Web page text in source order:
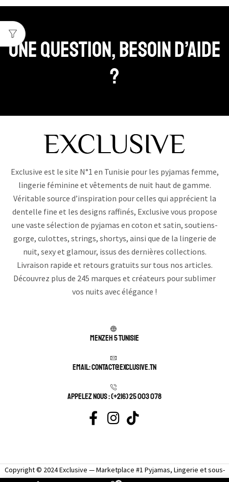
Une question, Besoin d’aide
?
Exclusive est le site N°1 en Tunisie pour les pyjamas femme,
lingerie féminine et vêtements de nuit haut de gamme.
Véritable source d’inspiration pour celles qui apprécient la
dentelle fine et les designs raffinés, Exclusive vous propose
une vaste sélection de pyjamas en coton et satin, soutiens-
gorge, culottes, strings, shortys, ainsi que de la lingerie de
nuit, sexy et glamour, issus des dernières collections.
Livraison rapide et retours gratuits sur tous nos articles.
Découvrez plus de 245 marques et créateurs pour sublimer
vos nuits avec élégance !
Menzeh 5 TUNISIE
Email: contact@exclusive.tn
APPELEZ NOUS : (+216) 25 003 078
Copyright © 2024 Exclusive — Marketplace #1 Pyjamas, Lingerie et sous-